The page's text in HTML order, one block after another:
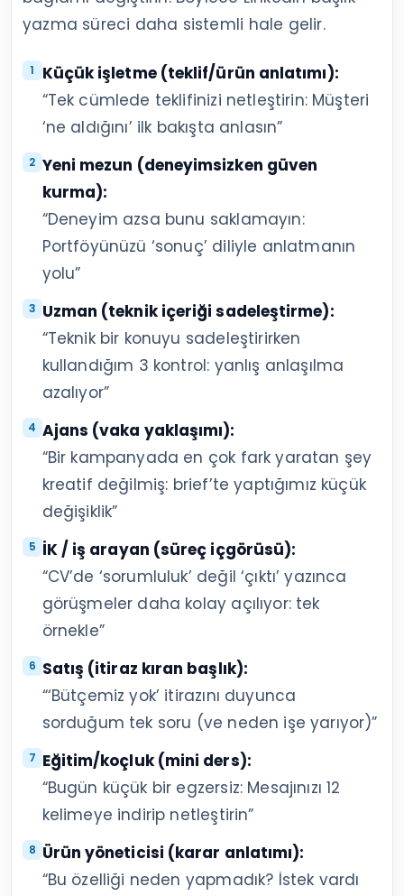
yazma süreci daha sistemli hale gelir.
Küçük işletme (teklif/ürün anlatımı):
“Tek cümlede teklifinizi netleştirin: Müşteri
‘ne aldığını’ ilk bakışta anlasın”
Yeni mezun (deneyimsizken güven
kurma):
“Deneyim azsa bunu saklamayın:
Portföyünüzü ‘sonuç’ diliyle anlatmanın
yolu”
Uzman (teknik içeriği sadeleştirme):
“Teknik bir konuyu sadeleştirirken
kullandığım 3 kontrol: yanlış anlaşılma
azalıyor”
Ajans (vaka yaklaşımı):
“Bir kampanyada en çok fark yaratan şey
kreatif değilmiş: brief’te yaptığımız küçük
değişiklik”
İK / iş arayan (süreç içgörüsü):
“CV’de ‘sorumluluk’ değil ‘çıktı’ yazınca
görüşmeler daha kolay açılıyor: tek
örnekle”
Satış (itiraz kıran başlık):
“‘Bütçemiz yok’ itirazını duyunca
sorduğum tek soru (ve neden işe yarıyor)”
Eğitim/koçluk (mini ders):
“Bugün küçük bir egzersiz: Mesajınızı 12
kelimeye indirip netleştirin”
Ürün yöneticisi (karar anlatımı):
“Bu özelliği neden yapmadık? İstek vardı